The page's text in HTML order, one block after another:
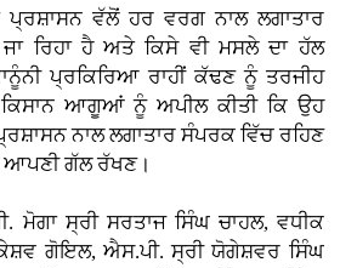
ਪ੍ਰਸ਼ਾਸਨ ਵੱਲੋਂ ਹਰ ਵਰਗ ਨਾਲ ਲਗਾਤਾਰ
ਰਿਹਾ ਹੈ ਅਤੇ ਕਿਸੇ ਵੀ ਮਸਲੇ ਦਾ ਹੱਲ
ਪ੍ਰਕਿਰਿਆ ਰਾਹੀਂ ਕੱਢਣ ਨੂੰ ਤਰਜੀਹ
ਕਿਸਾਨ ਆਗੂਆਂ ਨੂੰ ਅਪੀਲ ਕੀਤੀ ਕਿ ਉਹ
ਨਾਲ ਲਗਾਤਾਰ ਸੰਪਰਕ ਵਿੱਚ ਰਹਿਣ
ਆਪਣੀ ਗੱਲ ਰੱਖਣ।
ਮੋਗਾ ਸ੍ਰੀ ਸਰਤਾਜ ਸਿੰਘ ਚਾਹਲ, ਵਧੀਕ
ਕੇਸ਼ਵ ਗੋਇਲ, ਐਸ.ਪੀ. ਸ੍ਰੀ ਯੋਗੇਸ਼ਵਰ ਸਿੰਘ